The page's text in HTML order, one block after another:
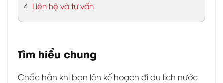
4 Liên hệ và tư vấn
Tìm hiểu chung
Chắc hẳn khi bạn lên kế hoạch đi du lịch nước